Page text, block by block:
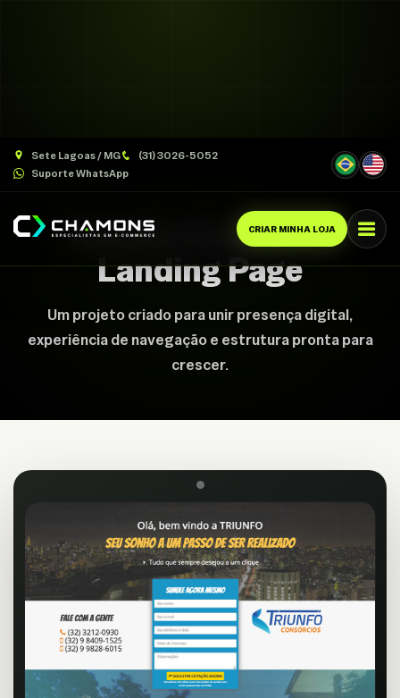
Sete Lagoas / MG
(31) 3026-5052
Suporte WhatsApp
CRIAR MINHA LOJA
Triunfo Consórcio
Landing Page
Um projeto criado para unir presença digital,
experiência de navegação e estrutura pronta para
crescer.